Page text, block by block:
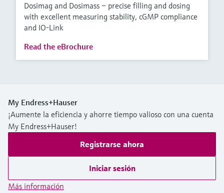
Dosimag and Dosimass – precise filling and dosing
with excellent measuring stability, cGMP compliance
and IO-Link
Read the eBrochure
My Endress+Hauser
¡Aumente la eficiencia y ahorre tiempo valioso con una cuenta
My Endress+Hauser!
Registrarse ahora
Iniciar sesión
Más información